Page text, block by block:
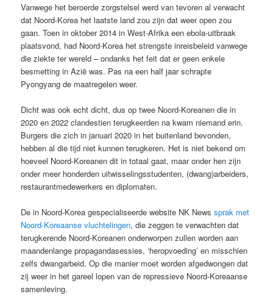
Vanwege het beroerde zorgstelsel werd van tevoren al verwacht
dat Noord-Korea het laatste land zou zijn dat weer open zou
gaan. Toen in oktober 2014 in West-Afrika een ebola-uitbraak
plaatsvond, had Noord-Korea het strengste inreisbeleid vanwege
die ziekte ter wereld – ondanks het feit dat er geen enkele
besmetting in Azië was. Pas na een half jaar schrapte
Pyongyang de maatregelen weer.
Dicht was ook echt dicht, dus op twee Noord-Koreanen die in
2020 en 2022 clandestien terugkeerden na kwam niemand erin.
Burgers die zich in januari 2020 in het buitenland bevonden,
hebben al die tijd niet kunnen terugkeren. Het is niet bekend om
hoeveel Noord-Koreanen dit in totaal gaat, maar onder hen zijn
onder meer honderden uitwisselingsstudenten, (dwang)arbeiders,
restaurantmedewerkers en diplomaten.
De in Noord-Korea gespecialiseerde website NK Newssprak met
Noord-Koreaanse vluchtelingen, die zeggen te verwachten dat
terugkerende Noord-Koreanen onderworpen zullen worden aan
maandenlange propagandasessies, ‘heropvoeding’ en misschien
zelfs dwangarbeid. Op die manier moet worden afgedwongen dat
zij weer in het gareel lopen van de repressieve Noord-Koreaanse
samenleving.